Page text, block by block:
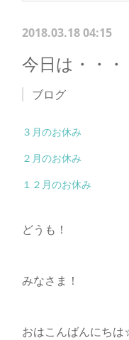
2018.03.18 04:15
今日は・・・
ブログ
３月のお休み
２月のお休み
１２月のお休み
どうも！
みなさま！
おはこんばんにち